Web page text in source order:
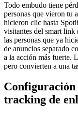
Todo embudo tiene
personas que vieron tu
hicieron clic hasta
visitantes del smart link
las personas que ya
de anuncios separado
a la acción más fuerte.
pero convierten a una
tracking de